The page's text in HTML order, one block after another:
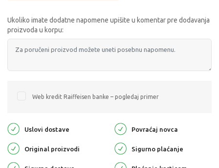
Ukoliko imate dodatne napomene upišite u komentar pre dodavanja
proizvoda u korpu:
Web kredit Raiffeisen banke – pogledaj primer
Uslovi dostave Povraćaj novca
Original proizvodi Sigurno plaćanje